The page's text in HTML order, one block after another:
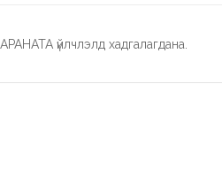
үйлчлэлд хадгалагдана.